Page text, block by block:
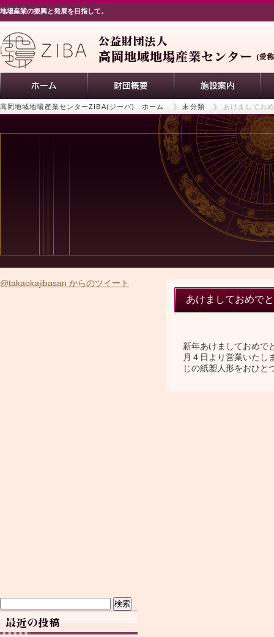
地場産業の振興と発展を目指して。
高岡地域地場産業センターZIBA(ジーバ) ホーム 未分類 あけましてお
あけましておめで
新年あけましておめで
月４日より営業いたし
じの紙塑人形をおひと
@takaokajibasan からのツイート
索: